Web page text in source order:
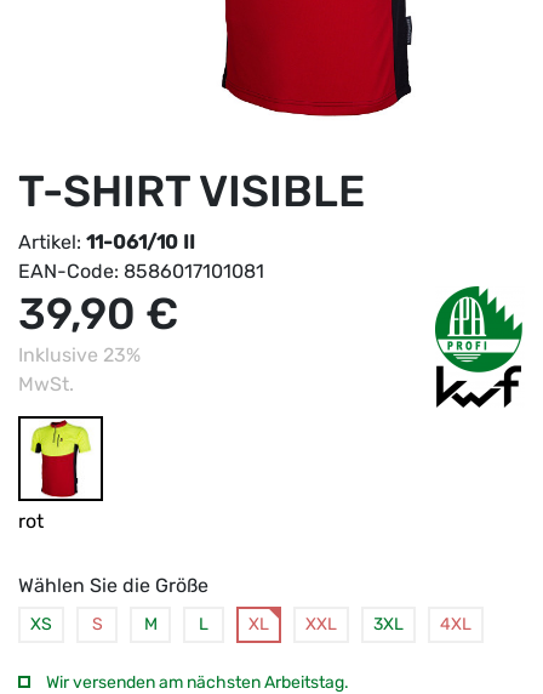
T-SHIRT VISIBLE
Artikel: 11-061/10 II
EAN-Code: 8586017101081
39,90 €
Inklusive 23%
MwSt.
rot
Wählen Sie die Größe
XS S M L XL XXL 3XL 4XL
Wir versenden am nächsten Arbeitstag.